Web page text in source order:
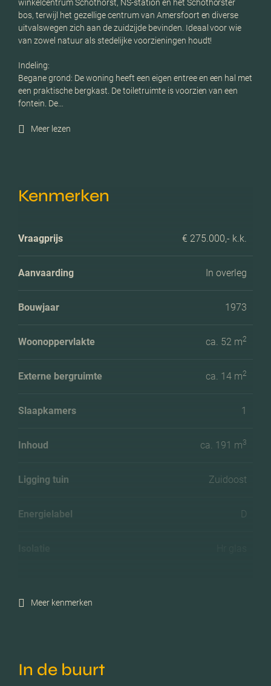
winkelcentrum Schothorst, NS-station en het Schothorster
bos, terwijl het gezellige centrum van Amersfoort en diverse
uitvalswegen zich aan de zuidzijde bevinden. Ideaal voor wie
van zowel natuur als stedelijke voorzieningen houdt!
Indeling:
Begane grond: De woning heeft een eigen entree en een hal met
een praktische bergkast. De toiletruimte is voorzien van een
fontein. De…
Meer lezen
Kenmerken
Vraagprijs € 275.000,- k.k.
Aanvaarding In overleg
Bouwjaar 1973
Woonoppervlakte ca. 52 m2
Externe bergruimte ca. 14 m2
Slaapkamers 1
Inhoud ca. 191 m3
Ligging tuin Zuidoost
Energielabel D
Parkeerfaciliteiten
Meer kenmerken
In de buurt